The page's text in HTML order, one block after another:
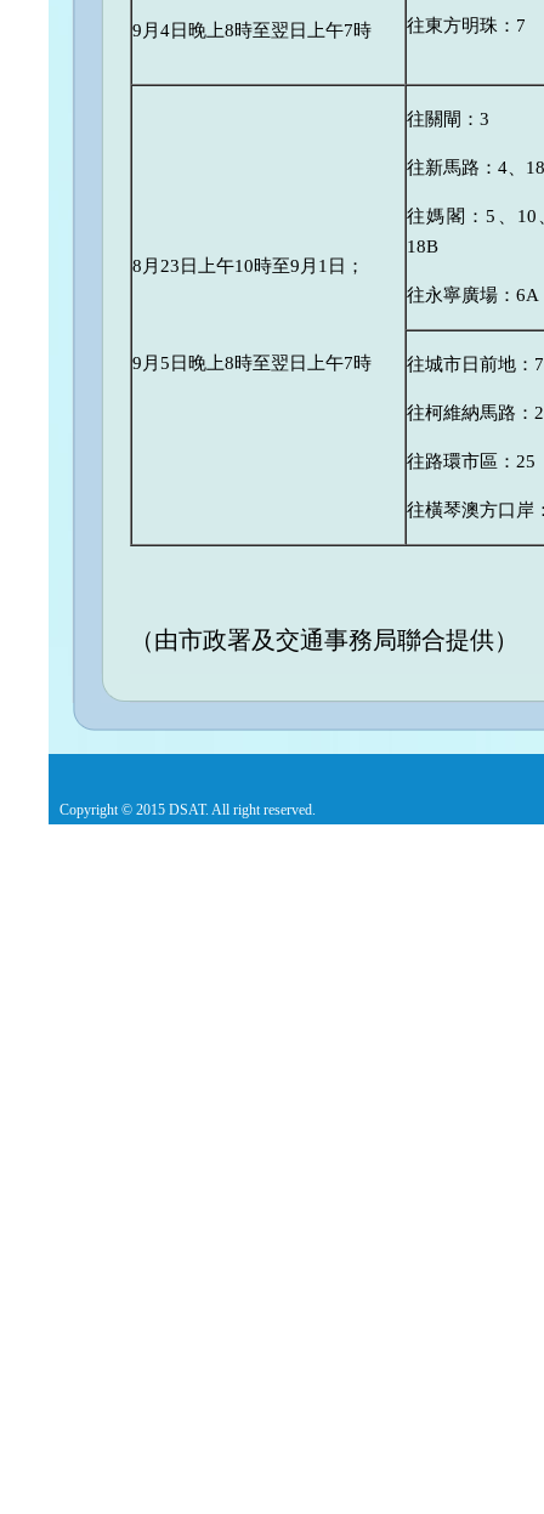
9月4日晚上8時至翌日上午7時 往東方明珠：7
8月23日上午10時至9月1日；
9月5日晚上8時至翌日上午7時
往關閘：3
往新馬路：4、
往媽閣：5、10
18B
往永寧廣場：6A
往城市日前地：7
往柯維納馬路：
往路環市區：25
往橫琴澳方口岸
（由市政署及交通事務局聯合提供）
Copyright © 2015 DSAT. All right reserved.